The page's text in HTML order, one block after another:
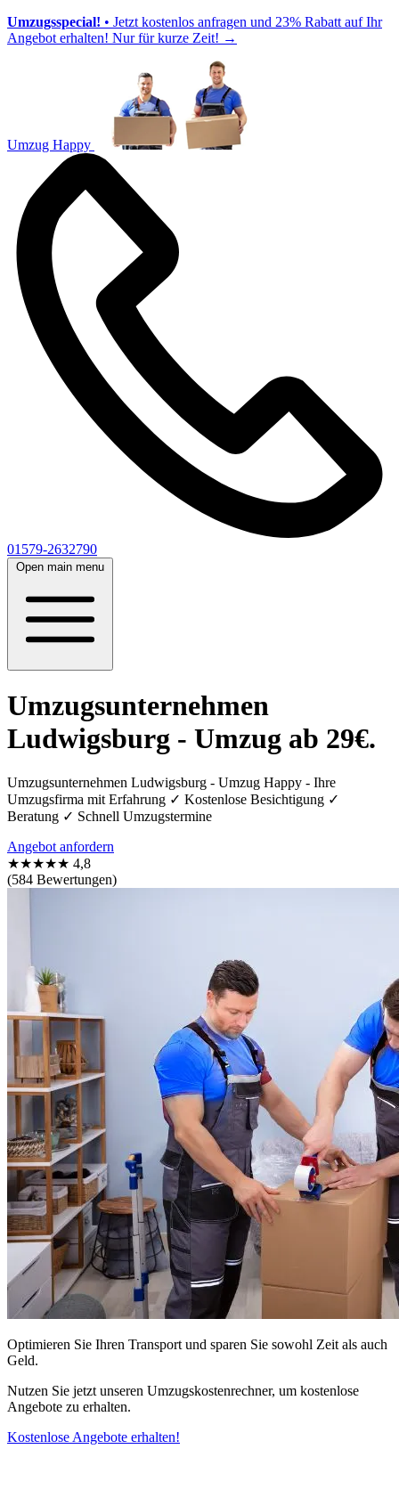
Umzugsspecial! • Jetzt kostenlos anfragen und 23% Rabatt auf Ihr
Angebot erhalten! Nur für kurze Zeit! →
Umzug Happy
01579-2632790
Open main menu
Umzugsunternehmen
Ludwigsburg - Umzug ab 29€.
Umzugsunternehmen Ludwigsburg - Umzug Happy - Ihre
Umzugsfirma mit Erfahrung ✓ Kostenlose Besichtigung ✓
Beratung ✓ Schnell Umzugstermine
Angebot anfordern
★★★★★ 4,8
(584 Bewertungen)
Optimieren Sie Ihren Transport und sparen Sie sowohl Zeit als auch
Geld.
Nutzen Sie jetzt unseren Umzugskostenrechner, um kostenlose
Angebote zu erhalten.
Kostenlose Angebote erhalten!